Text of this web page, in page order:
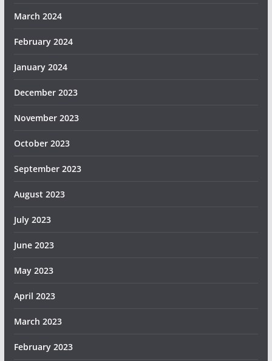
March 2024
February 2024
January 2024
December 2023
November 2023
October 2023
September 2023
August 2023
July 2023
June 2023
May 2023
April 2023
March 2023
February 2023